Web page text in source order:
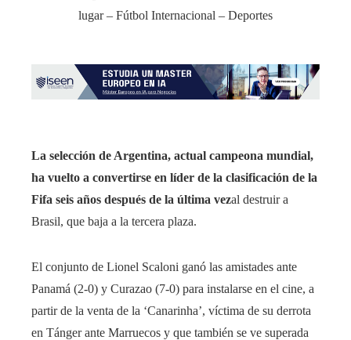
La selección de Argentina, actual campeona mundial,
ha vuelto a convertirse en líder de la clasificación de la
Fifa seis años después de la última vezal destruir a
Brasil, que baja a la tercera plaza.
El conjunto de Lionel Scaloni ganó las amistades ante
Panamá (2-0) y Curazao (7-0) para instalarse en el cine, a
partir de la venta de la ‘Canarinha’, víctima de su derrota
en Tánger ante Marruecos y que también se ve superada